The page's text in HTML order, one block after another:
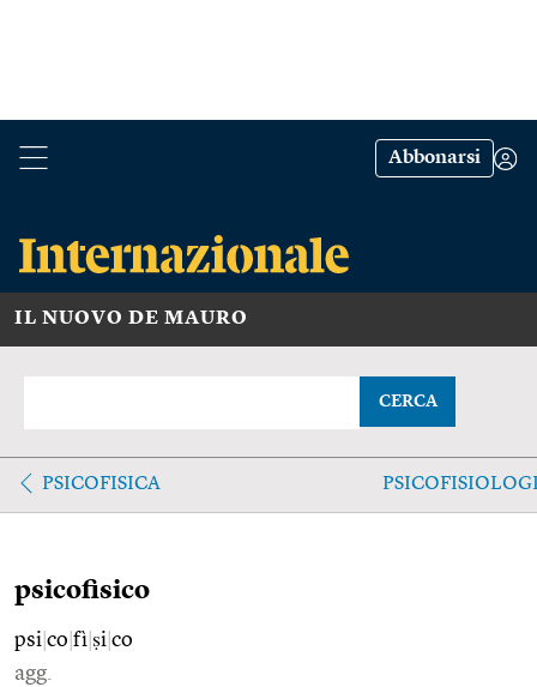
Abbonarsi
IL NUOVO DE MAURO
CERCA
PSICOFISICA
psicofisico
psi co fì ṣi co
agg.